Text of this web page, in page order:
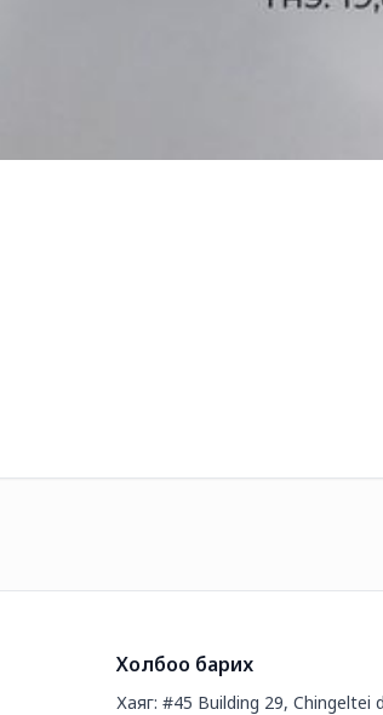
Холбоо барих
Хаяг: #45 Building 29, Chingeltei